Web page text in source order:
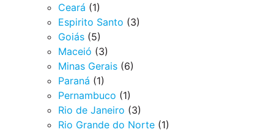
Ceará (1)
Espirito Santo (3)
Goiás (5)
Maceió (3)
Minas Gerais (6)
Paraná (1)
Pernambuco (1)
Rio de Janeiro (3)
Rio Grande do Norte (1)